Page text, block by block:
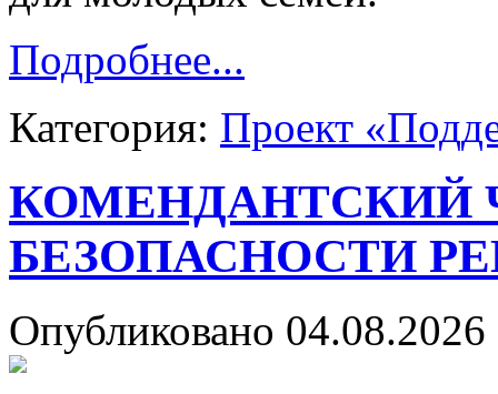
Подробнее...
Категория: Проект
КОМЕНДАНТСКИЙ
БЕЗОПАСНОСТИ
Опубликовано